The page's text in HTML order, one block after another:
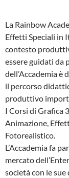
La Rainbow
Effetti Speciali in
contesto
essere guidati da
dell’Accademia
il percorso
produttivo
I Corsi di Grafica
Animazione,
Fotorealistico.
L’Accademia fa
mercato
società con le